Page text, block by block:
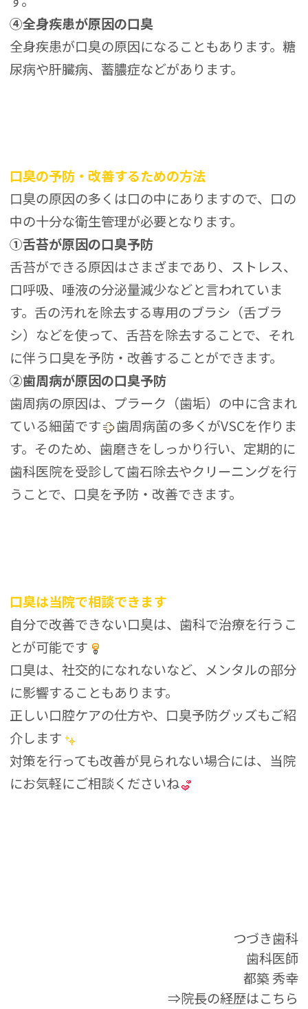
④全身疾患が原因の口臭
全身疾患が口臭の原因になることもあります。糖
尿病や肝臓病、蓄膿症などがあります。
口臭の予防・改善するための方法
口臭の原因の多くは口の中にありますので、口の
中の十分な衛生管理が必要となります。
①舌苔が原因の口臭予防
舌苔ができる原因はさまざまであり、ストレス、
口呼吸、唾液の分泌量減少などと言われていま
す。舌の汚れを除去する専用のブラシ（舌ブラ
シ）などを使って、舌苔を除去することで、それ
に伴う口臭を予防・改善することができます。
②歯周病が原因の口臭予防
歯周病の原因は、プラーク（歯垢）の中に含まれ
ている細菌です
歯周病菌の多くがVSCを作りま
す。そのため、歯磨きをしっかり行い、定期的に
歯科医院を受診して歯石除去やクリーニングを行
うことで、口臭を予防・改善できます。
口臭は当院で相談できます
自分で改善できない口臭は、歯科で治療を行うこ
とが可能です
口臭は、社交的になれないなど、メンタルの部分
に影響することもあります。
正しい口腔ケアの仕方や、口臭予防グッズもご紹
介します
対策を行っても改善が見られない場合には、当院
にお気軽にご相談くださいね
つづき歯科
歯科医師
都築 秀幸
⇒院長の経歴はこちら